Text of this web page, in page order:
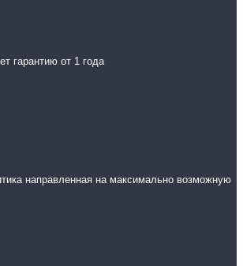
гарантию от 1 года
направленная на максимально возможную